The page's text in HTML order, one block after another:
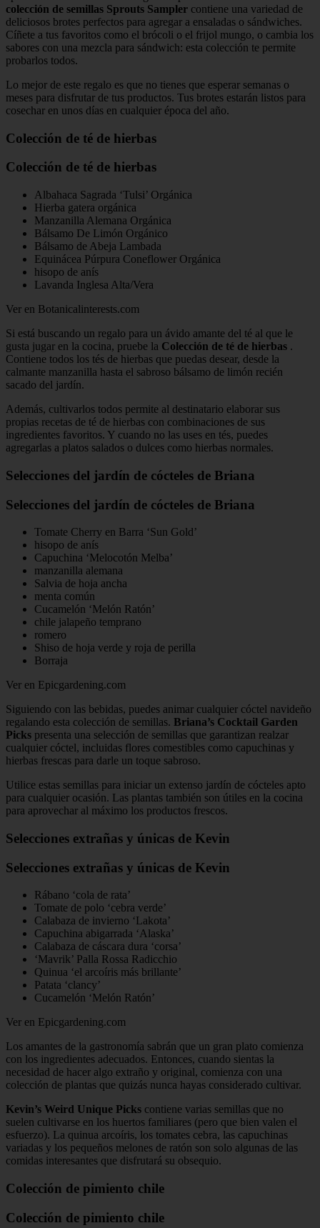
colección de semillas Sprouts Sampler contiene una variedad de
deliciosos brotes perfectos para agregar a ensaladas o sándwiches.
Cíñete a tus favoritos como el brócoli o el frijol mungo, o cambia los
sabores con una mezcla para sándwich: esta colección te permite
probarlos todos.
Lo mejor de este regalo es que no tienes que esperar semanas o
meses para disfrutar de tus productos. Tus brotes estarán listos para
cosechar en unos días en cualquier época del año.
Colección de té de hierbas
Colección de té de hierbas
Albahaca Sagrada ‘Tulsi’ Orgánica
Hierba gatera orgánica
Manzanilla Alemana Orgánica
Bálsamo De Limón Orgánico
Bálsamo de Abeja Lambada
Equinácea Púrpura Coneflower Orgánica
hisopo de anís
Lavanda Inglesa Alta/Vera
Ver en Botanicalinterests.com
Si está buscando un regalo para un ávido amante del té al que le
gusta jugar en la cocina, pruebe la Colección de té de hierbas .
Contiene todos los tés de hierbas que puedas desear, desde la
calmante manzanilla hasta el sabroso bálsamo de limón recién
sacado del jardín.
Además, cultivarlos todos permite al destinatario elaborar sus
propias recetas de té de hierbas con combinaciones de sus
ingredientes favoritos. Y cuando no las uses en tés, puedes
agregarlas a platos salados o dulces como hierbas normales.
Selecciones del jardín de cócteles de Briana
Selecciones del jardín de cócteles de Briana
Tomate Cherry en Barra ‘Sun Gold’
hisopo de anís
Capuchina ‘Melocotón Melba’
manzanilla alemana
Salvia de hoja ancha
menta común
Cucamelón ‘Melón Ratón’
chile jalapeño temprano
romero
Shiso de hoja verde y roja de perilla
Borraja
Ver en Epicgardening.com
Siguiendo con las bebidas, puedes animar cualquier cóctel navideño
regalando esta colección de semillas. Briana’s Cocktail Garden
Picks presenta una selección de semillas que garantizan realzar
cualquier cóctel, incluidas flores comestibles como capuchinas y
hierbas frescas para darle un toque sabroso.
Utilice estas semillas para iniciar un extenso jardín de cócteles apto
para cualquier ocasión. Las plantas también son útiles en la cocina
para aprovechar al máximo los productos frescos.
Selecciones extrañas y únicas de Kevin
Selecciones extrañas y únicas de Kevin
Rábano ‘cola de rata’
Tomate de polo ‘cebra verde’
Calabaza de invierno ‘Lakota’
Capuchina abigarrada ‘Alaska’
Calabaza de cáscara dura ‘corsa’
‘Mavrik’ Palla Rossa Radicchio
Quinua ‘el arcoíris más brillante’
Patata ‘clancy’
Cucamelón ‘Melón Ratón’
Ver en Epicgardening.com
Los amantes de la gastronomía sabrán que un gran plato comienza
con los ingredientes adecuados. Entonces, cuando sientas la
necesidad de hacer algo extraño y original, comienza con una
colección de plantas que quizás nunca hayas considerado cultivar.
Kevin’s Weird Unique Picks contiene varias semillas que no
suelen cultivarse en los huertos familiares (pero que bien valen el
esfuerzo). La quinua arcoíris, los tomates cebra, las capuchinas
variadas y los pequeños melones de ratón son solo algunas de las
comidas interesantes que disfrutará su obsequio.
Colección de pimiento chile
Colección de pimiento chile